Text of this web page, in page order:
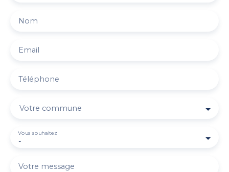
Nom
Email
Téléphone
Votre commune
-
Vous souhaitez
Votre message